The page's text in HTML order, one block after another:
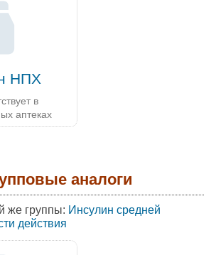
НПХ
в
аптеках
аналоги
же группы: Инсулин средней
действия